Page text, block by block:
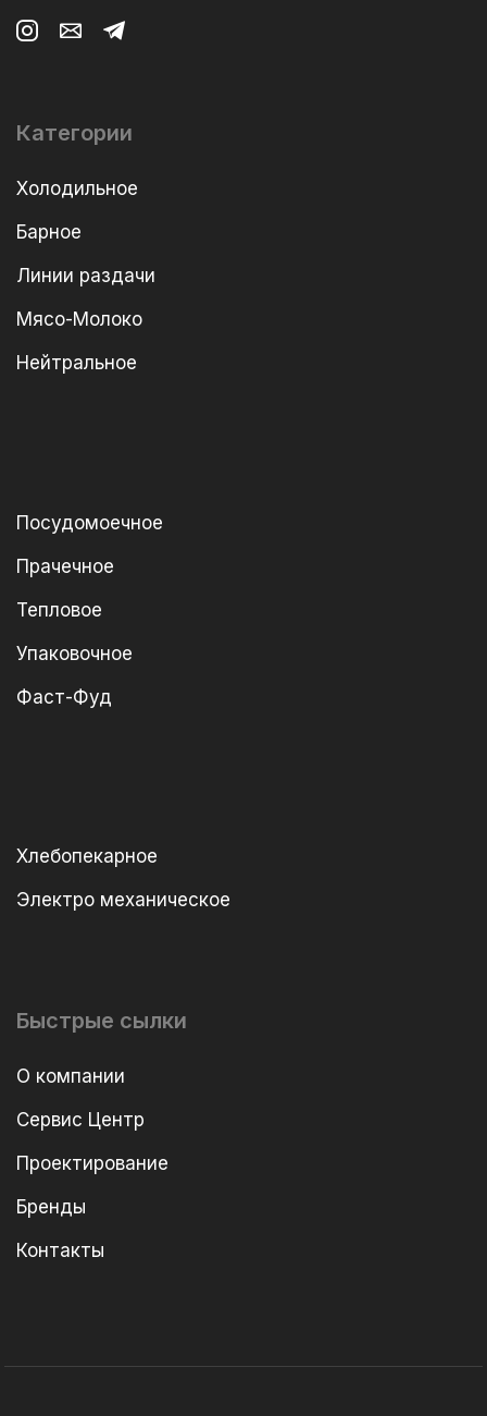
Категории
Холодильное
Барное
Линии раздачи
Мясо-Молоко
Нейтральное
Посудомоечное
Прачечное
Тепловое
Упаковочное
Фаст-Фуд
Хлебопекарное
Электро механическое
Быстрые сылки
О компании
Сервис Центр
Проектирование
Бренды
Контакты